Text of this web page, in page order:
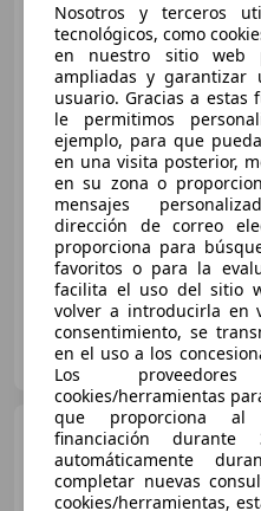
01/2022 68.800 km
CSM MARBELLA PREMIUM CARS
ES-29601 MARBELLA
Nosotros y terceros
tecnológicos, como
en nuestro sitio web
ampliadas y garantizar
usuario. Gracias a estas
le permitimos
ejemplo, para que
en una visita posterior,
en su zona o
mensajes
dirección de correo
proporciona para
favoritos o para la
facilita el uso del sitio
volver a introducirla en
consentimiento, se
en el uso a los
Los
cookies/herramientas
que proporciona al
financiación
automáticamente
completar nuevas
cookies/herramientas,